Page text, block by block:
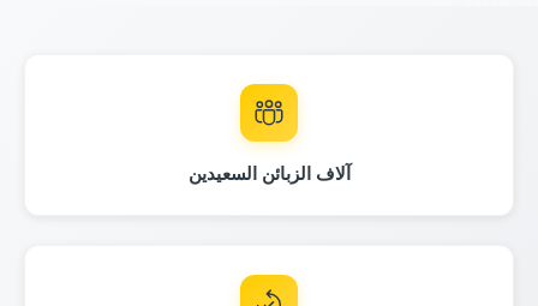
Autocheck
آلاف الزبائن السعيدين